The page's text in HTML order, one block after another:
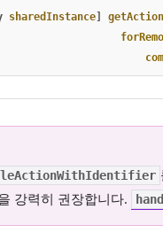
sharedInstance
강력히 권장합니다.